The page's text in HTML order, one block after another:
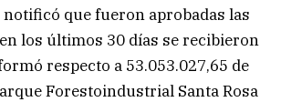
que fueron aprobadas las
los últimos 30 días se recibieron
respecto a 53.053.027,65 de
Forestoindustrial Santa Rosa